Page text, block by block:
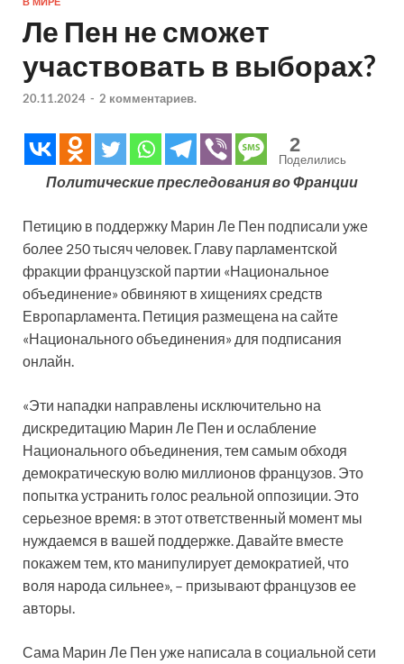
Ле Пен не сможет
участвовать в выборах?
20.11.2024 - 2 комментариев.
2
Поделились
Политические преследования во Франции
Петицию в поддержку Марин Ле Пен подписали уже
более 250 тысяч человек. Главу парламентской
фракции французской партии «Национальное
объединение» обвиняют в хищениях средств
Европарламента. Петиция размещена на сайте
«Национального объединения» для подписания
онлайн.
«Эти нападки направлены исключительно на
дискредитацию Марин Ле Пен и ослабление
Национального объединения, тем самым обходя
демократическую волю миллионов французов. Это
попытка устранить голос реальной оппозиции. Это
серьезное время: в этот ответственный момент мы
нуждаемся в вашей поддержке. Давайте вместе
покажем тем, кто манипулирует демократией, что
воля народа сильнее», – призывают французов ее
авторы.
Сама Марин Ле Пен уже написала в социальной сети